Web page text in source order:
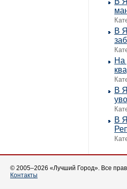
В
На
В
В
© 2005–2026 «Лучший Город». Все
Контакты